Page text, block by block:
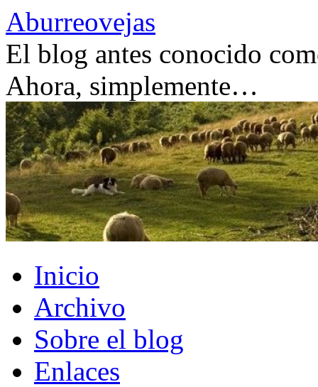
Saltar
al
contenido
Aburreovejas
El blog antes conocido
Ahora, simplemente…
Inicio
Archivo
Sobre el blog
Enlaces